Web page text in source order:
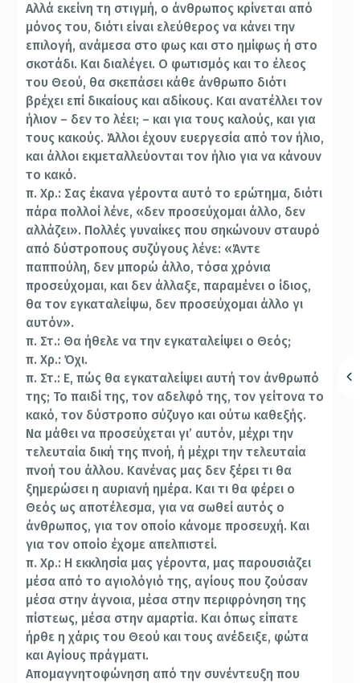
Αλλά εκείνη τη στιγμή, ο άνθρωπος κρίνεται από
μόνος του, διότι είναι ελεύθερος να κάνει την
επιλογή, ανάμεσα στο φως και στο ημίφως ή στο
σκοτάδι. Και διαλέγει. Ο φωτισμός και το έλεος
του Θεού, θα σκεπάσει κάθε άνθρωπο διότι
βρέχει επί δικαίους και αδίκους. Και ανατέλλει τον
ήλιον – δεν το λέει; – και για τους καλούς, και για
τους κακούς. Άλλοι έχουν ευεργεσία από τον ήλιο,
και άλλοι εκμεταλλεύονται τον ήλιο για να κάνουν
το κακό.
π. Χρ.: Σας έκανα γέροντα αυτό το ερώτημα, διότι
πάρα πολλοί λένε, «δεν προσεύχομαι άλλο, δεν
αλλάζει». Πολλές γυναίκες που σηκώνουν σταυρό
από δύστροπους συζύγους λένε: «Άντε
παππούλη, δεν μπορώ άλλο, τόσα χρόνια
προσεύχομαι, και δεν άλλαξε, παραμένει ο ίδιος,
θα τον εγκαταλείψω, δεν προσεύχομαι άλλο γι
αυτόν».
π. Στ.: Θα ήθελε να την εγκαταλείψει ο Θεός;
π. Χρ.: Όχι.
π. Στ.: Ε, πώς θα εγκαταλείψει αυτή τον άνθρωπό
της; Το παιδί της, τον αδελφό της, τον γείτονα το
κακό, τον δύστροπο σύζυγο και ούτω καθεξής.
Να μάθει να προσεύχεται γι’ αυτόν, μέχρι την
τελευταία δική της πνοή, ή μέχρι την τελευταία
πνοή του άλλου. Κανένας μας δεν ξέρει τι θα
ξημερώσει η αυριανή ημέρα. Και τι θα φέρει ο
Θεός ως αποτέλεσμα, για να σωθεί αυτός ο
άνθρωπος, για τον οποίο κάνομε προσευχή. Και
για τον οποίο έχομε απελπιστεί.
π. Χρ.: Η εκκλησία μας γέροντα, μας παρουσιάζει
μέσα από το αγιολόγιό της, αγίους που ζούσαν
μέσα στην άγνοια, μέσα στην περιφρόνηση της
πίστεως, μέσα στην αμαρτία. Και όπως είπατε
ήρθε η χάρις του Θεού και τους ανέδειξε, φώτα
και Αγίους πράγματι.
Απομαγνητοφώνηση από την συνέντευξη που